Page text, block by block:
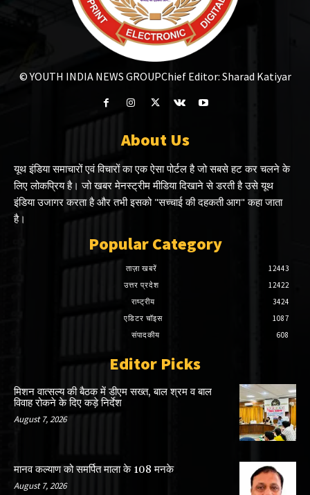
© YOUTH INDIA NEWS GROUPChief Editor: Sharad Katiyar
About Us
यूथ इंडिया समाचारों एवं विचारों का एक ऐसा पोर्टल है जो सबसे हट कर चलने के
लिए लोकप्रिय है। जो खबर मेनस्ट्रीम मीडिया दिखाने से डरती है उसे यूथ
इंडिया उजागर करता है और तभी इसको "सच्चाई की दहकती आग" कहा जाता
है।
Popular Category
ताज़ा खबरें
12443
उत्तर प्रदेश
12422
राष्ट्रीय
3424
एडिटर चॉइस
1087
संपादकीय
608
Editor Picks
मिशन वात्सल्य की बैठक में डीएम सख्त, बाल श्रम व बाल
विवाह रोकने के दिए कड़े निर्देश
August 7, 2026
मानव कल्याण को समर्पित माला के 108 मनके
August 7, 2026